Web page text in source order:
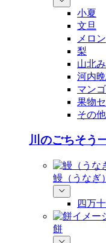
小夏
文旦
メロン
梨
山北
河内
マン
果物
その他
川のごちそう
鰻（うなぎ）
四万
餅